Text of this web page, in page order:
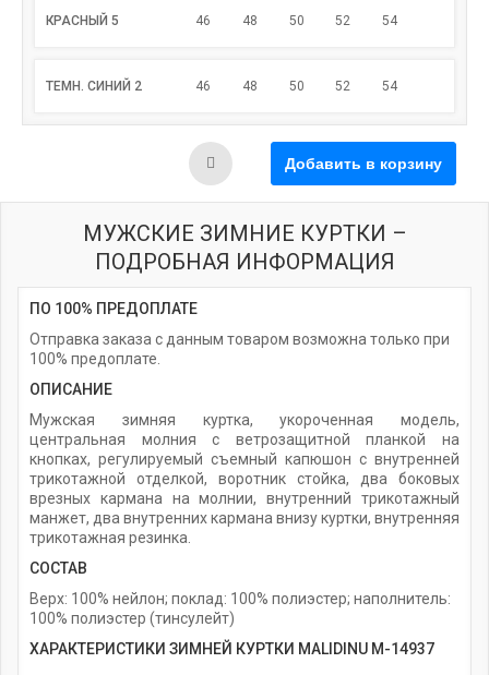
КРАСНЫЙ 5 46 48 50 52 54
ТЕМН. СИНИЙ 2 46 48 50 52 54
МУЖСКИЕ ЗИМНИЕ КУРТКИ –
ПОДРОБНАЯ ИНФОРМАЦИЯ
ПО 100% ПРЕДОПЛАТЕ
Отправка заказа с данным товаром возможна только при
100% предоплате.
ОПИСАНИЕ
Мужская зимняя куртка, укороченная модель,
центральная молния с ветрозащитной планкой на
кнопках, регулируемый съемный капюшон с внутренней
трикотажной отделкой, воротник стойка, два боковых
врезных кармана на молнии, внутренний трикотажный
манжет, два внутренних кармана внизу куртки, внутренняя
трикотажная резинка.
СОСТАВ
Верх: 100% нейлон; поклад: 100% полиэстер; наполнитель:
100% полиэстер (тинсулейт)
ХАРАКТЕРИСТИКИ ЗИМНЕЙ КУРТКИ MALIDINU M-14937